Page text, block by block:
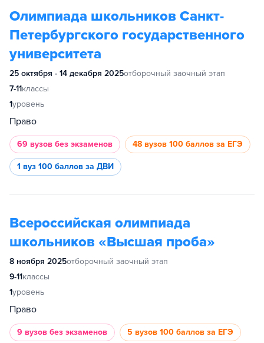
Олимпиада школьников Санкт-
Петербургского государственного
университета
25 октября - 14 декабря 2025отборочный заочный этап
7-11классы
1уровень
Право
69 вузов без экзаменов 48 вузов 100 баллов за ЕГЭ
1 вуз 100 баллов за ДВИ
Всероссийская олимпиада
школьников «Высшая проба»
8 ноября 2025отборочный заочный этап
9-11классы
1уровень
Право
9 вузов без экзаменов 5 вузов 100 баллов за ЕГЭ